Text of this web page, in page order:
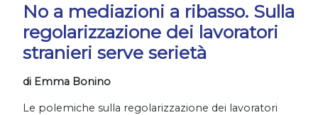
No a mediazioni a ribasso. Sulla
regolarizzazione dei lavoratori
stranieri serve serietà
di Emma Bonino
Le polemiche sulla regolarizzazione dei lavoratori